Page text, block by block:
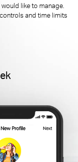
like to manage.
and time limits